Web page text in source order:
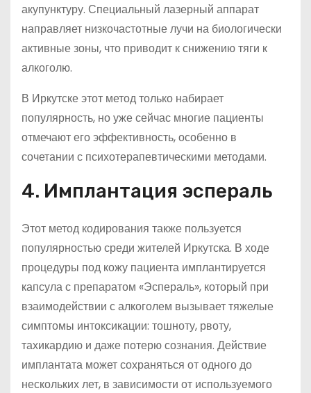
акупунктуру. Специальный лазерный аппарат
направляет низкочастотные лучи на биологически
активные зоны, что приводит к снижению тяги к
алкоголю.
В Иркутске этот метод только набирает
популярность, но уже сейчас многие пациенты
отмечают его эффективность, особенно в
сочетании с психотерапевтическими методами.
4. Имплантация эспераль
Этот метод кодирования также пользуется
популярностью среди жителей Иркутска. В ходе
процедуры под кожу пациента имплантируется
капсула с препаратом «Эспераль», который при
взаимодействии с алкоголем вызывает тяжелые
симптомы интоксикации: тошноту, рвоту,
тахикардию и даже потерю сознания. Действие
имплантата может сохраняться от одного до
нескольких лет, в зависимости от используемого